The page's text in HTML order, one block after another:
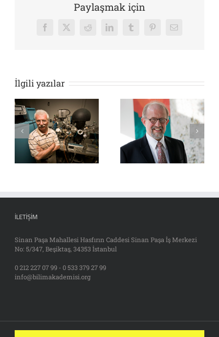
Paylaşmak için
Facebook
X Reddit LinkedInTumblrPinterest
E-
İlgili yazılar
İLETIŞIM
Sinan Paşa Mahallesi Hasfırın Caddesi Sinan Paşa İş Merkezi
No: 5/347, Beşiktaş, 34353 İstanbul
0 212 227 07 99 - 0 533 379 27 99
info@bilimakademisi.org